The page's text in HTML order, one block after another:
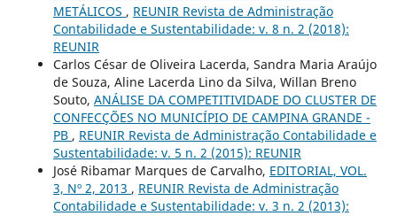
METÁLICOS , REUNIR Revista de Administração
Contabilidade e Sustentabilidade: v. 8 n. 2 (2018):
REUNIR
Carlos César de Oliveira Lacerda, Sandra Maria Araújo
de Souza, Aline Lacerda Lino da Silva, Willan Breno
Souto, ANÁLISE DA COMPETITIVIDADE DO CLUSTER DE
CONFECÇÕES NO MUNICÍPIO DE CAMPINA GRANDE -
PB , REUNIR Revista de Administração Contabilidade e
Sustentabilidade: v. 5 n. 2 (2015): REUNIR
José Ribamar Marques de Carvalho, EDITORIAL, VOL.
3, Nº 2, 2013 , REUNIR Revista de Administração
Contabilidade e Sustentabilidade: v. 3 n. 2 (2013):